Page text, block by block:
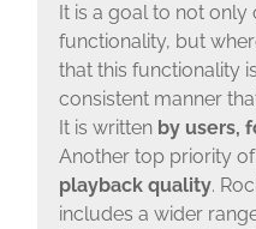
It is a goal to not
functionality, but
that this functionality
consistent manner
It is written by users,
Another top priority
playback quality.
includes a wider